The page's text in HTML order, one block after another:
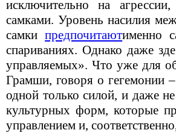
исключительно на
самками. Уровень насилия
самкипредпочитаютименно
спариваниях. Однако даже
управляемых». Что уже для
Грамши, говоря о гегемонии
одной только силой, и даже
культурных форм, которые
управлением и,